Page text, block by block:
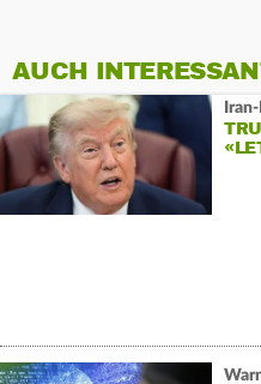
AUCH